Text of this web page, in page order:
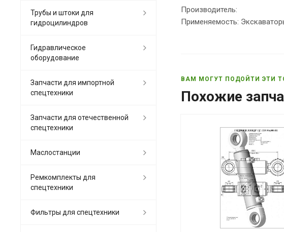
Производитель:
Применяемость:
ВАМ МОГУТ ПОДОЙТИ ЭТИ
Похожие
Трубы и штоки для
гидроцилиндров
Гидравлическое
оборудование
Запчасти для импортной
спецтехники
Запчасти для отечественной
спецтехники
Маслостанции
Ремкомплекты для
спецтехники
Фильтры для спецтехники